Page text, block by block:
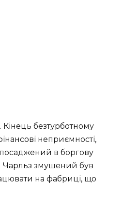
безтурботному
неприємності,
посаджений в боргову
Чарльз змушений був
на фабриці, що